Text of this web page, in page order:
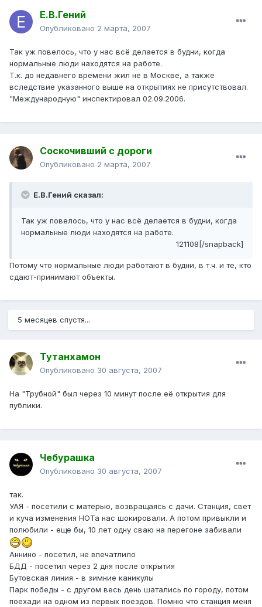
Е.В.Гений
Опубликовано 2 марта, 2007
Так уж повелось, что у нас всё делается в будни, когда
нормальные люди находятся на работе.
Т.к. до недавнего времени жил не в Москве, а также
вследствие указанного выше на открытиях не присутствовал.
"Международную" инспектировал 02.09.2006.
Соскочивший с дороги
Опубликовано 2 марта, 2007
Е.В.Гений сказал:
Так уж повелось, что у нас всё делается в будни, когда
нормальные люди находятся на работе.
121108[/snapback]
Потому что нормальные люди работают в будни, в т.ч. и те, кто
сдают-принимают объекты.
5 месяцев спустя...
Тутанхамон
Опубликовано 30 августа, 2007
На "Трубной" был через 10 минут после её открытия для
публики.
Чебурашка
Опубликовано 30 августа, 2007
так.
УАЯ - посетили с матерью, возвращаясь с дачи. Станция, свет
и куча изменения НОТа нас шокировали. А потом привыкли и
полюбили - еще бы, 10 лет одну сваю на перегоне забивали
Аннино - посетил, не впечатлило
БДД - посетил через 2 дня после открытия
Бутовская линия - в зимние каникулы
Парк победы - с другом весь день шатались по городу, потом
поехади на одном из первых поездов. Помню что станция меня